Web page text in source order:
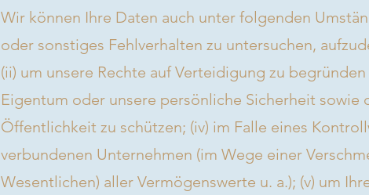
Wir können Ihre Daten auch unter folgenden
oder sonstiges Fehlverhalten zu untersuchen,
(ii) um unsere Rechte auf Verteidigung zu
Eigentum oder unsere persönliche Sicherheit
Öffentlichkeit zu schützen; (iv) im Falle eines
verbundenen Unternehmen (im Wege einer
Wesentlichen) aller Vermögenswerte u. a.); (v) um